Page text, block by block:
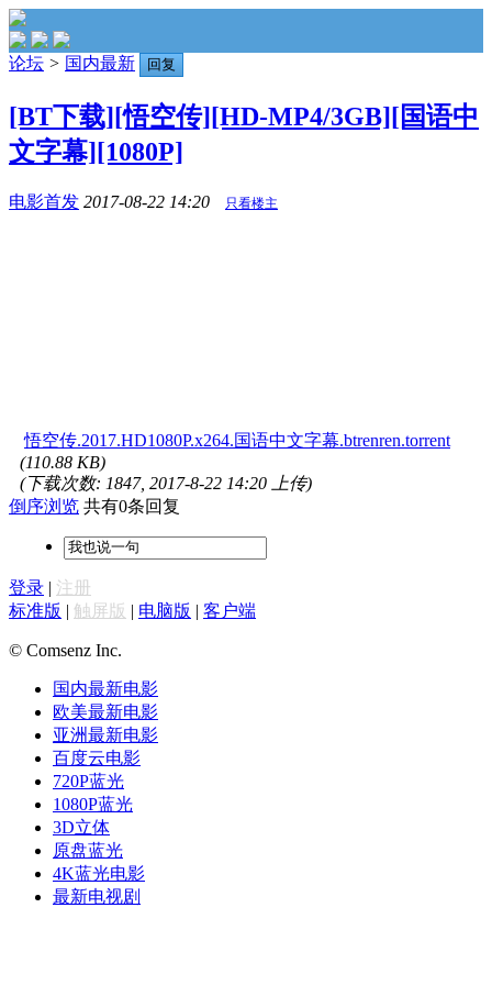
论坛 > 国内最新 回复
[BT下载][悟空传][HD-MP4/3GB][国语中
文字幕][1080P]
电影首发 2017-08-22 14:20 只看楼主
悟空传.2017.HD1080P.x264.国语中文字幕.btrenren.torrent
(110.88 KB)
(下载次数: 1847, 2017-8-22 14:20 上传)
倒序浏览 共有0条回复
登录 | 注册
标准版 | 触屏版 | 电脑版 | 客户端
© Comsenz Inc.
国内最新电影
欧美最新电影
亚洲最新电影
百度云电影
720P蓝光
1080P蓝光
3D立体
原盘蓝光
4K蓝光电影
最新电视剧